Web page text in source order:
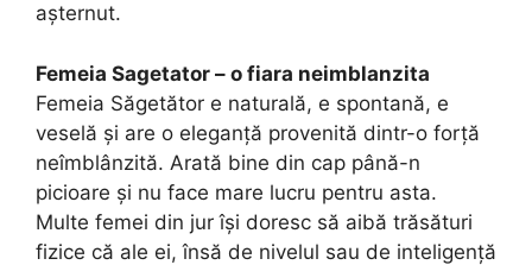
așternut.
Femeia Sagetator – o fiara neimblanzita
Femeia Săgetător e naturală, e spontană, e
veselă și are o eleganță provenită dintr-o forță
neîmblânzită. Arată bine din cap până-n
picioare și nu face mare lucru pentru asta.
Multe femei din jur își doresc să aibă trăsături
fizice că ale ei, însă de nivelul sau de inteligență